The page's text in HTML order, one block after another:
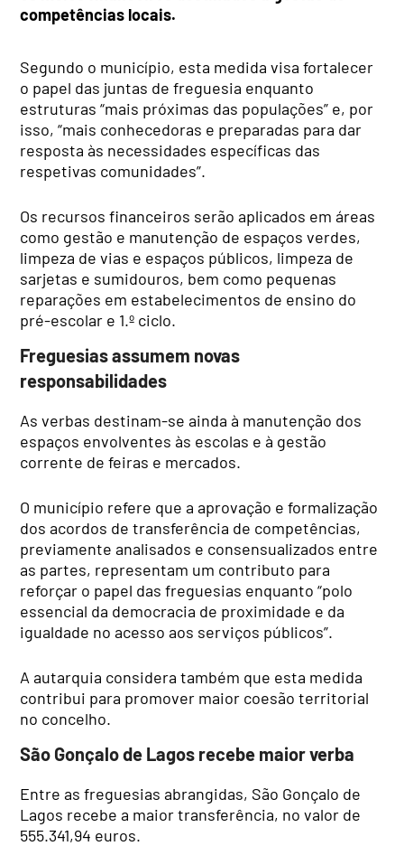
competências locais.
Segundo o município, esta medida visa fortalecer
o papel das juntas de freguesia enquanto
estruturas “mais próximas das populações” e, por
isso, “mais conhecedoras e preparadas para dar
resposta às necessidades específicas das
respetivas comunidades”.
Os recursos financeiros serão aplicados em áreas
como gestão e manutenção de espaços verdes,
limpeza de vias e espaços públicos, limpeza de
sarjetas e sumidouros, bem como pequenas
reparações em estabelecimentos de ensino do
pré-escolar e 1.º ciclo.
Freguesias assumem novas
responsabilidades
As verbas destinam-se ainda à manutenção dos
espaços envolventes às escolas e à gestão
corrente de feiras e mercados.
O município refere que a aprovação e formalização
dos acordos de transferência de competências,
previamente analisados e consensualizados entre
as partes, representam um contributo para
reforçar o papel das freguesias enquanto “polo
essencial da democracia de proximidade e da
igualdade no acesso aos serviços públicos”.
A autarquia considera também que esta medida
contribui para promover maior coesão territorial
no concelho.
São Gonçalo de Lagos recebe maior verba
Entre as freguesias abrangidas, São Gonçalo de
Lagos recebe a maior transferência, no valor de
555.341,94 euros.